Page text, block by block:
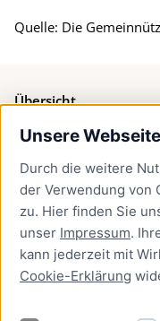
Unsere
Durch die weitere
der Verwendung von
zu. Hier finden Sie
unser Impressum.
kann jederzeit mit
Cookie-Erklärung
Quelle: Die
Übersicht
Bürgerservice
Presse
Newsletter Lübeck:kompakt
Kontakt
Kontakt